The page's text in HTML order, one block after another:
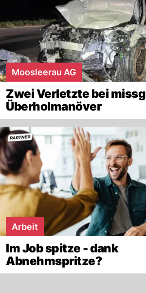
Moosleerau AG
Zwei Verletzte bei
Überholmanöver
Arbeit
Im Job spitze - dank
Abnehmspritze?